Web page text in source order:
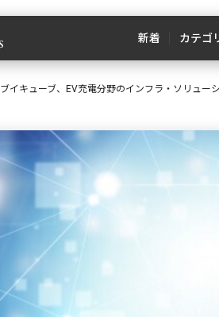
新着 カテゴ
ブイキューブ、EV充電分野のインフラ・ソリュー